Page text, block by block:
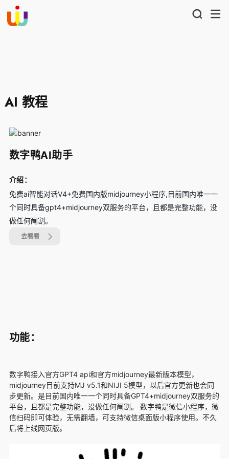
AI 教程
数字鸭AI助手
介绍：
免费ai智能对话V4+免费国内版midjourney小程序,目前国内唯一一
个同时具备gpt4+midjourney双服务的平台，且都是完整功能，没
做任何阉割。
去看看
功能：
数字鸭接入官方GPT4 api和官方midjourney最新版本模型，
midjourney目前支持MJ v5.1和NIJI 5模型，以后官方更新也会同
步更新。是目前国内唯一一个同时具备GPT4+midjourney双服务的
平台，且都是完整功能，没做任何阉割。 数字鸭是微信小程序，微
信扫码即可体验，无需翻墙，可支持微信桌面版小程序使用。不久
后将上线网页版。